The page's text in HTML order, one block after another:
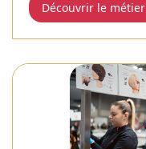
Découvrir le métier